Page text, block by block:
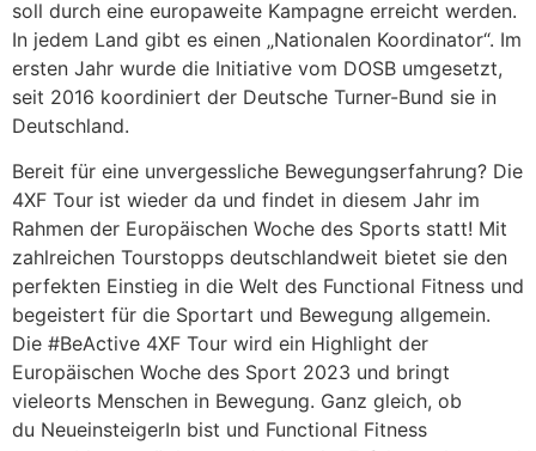
soll durch eine europaweite Kampagne erreicht werden.
In jedem Land gibt es einen „Nationalen Koordinator“. Im
ersten Jahr wurde die Initiative vom DOSB umgesetzt,
seit 2016 koordiniert der Deutsche Turner-Bund sie in
Deutschland.
Bereit für eine unvergessliche Bewegungserfahrung? Die
4XF Tour ist wieder da und findet in diesem Jahr im
Rahmen der Europäischen Woche des Sports statt! Mit
zahlreichen Tourstopps deutschlandweit bietet sie den
perfekten Einstieg in die Welt des Functional Fitness und
begeistert für die Sportart und Bewegung allgemein.
Die #BeActive 4XF Tour wird ein Highlight der
Europäischen Woche des Sport 2023 und bringt
vieleorts Menschen in Bewegung. Ganz gleich, ob
du NeueinsteigerIn bist und Functional Fitness